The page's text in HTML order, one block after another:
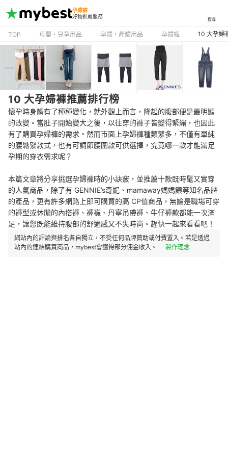
孕婦褲
好物推薦服務
搜尋
TOP 母嬰・兒童用品 孕婦・產婦用品 孕婦褲 10 大孕婦
10 大孕婦褲推薦排行榜
懷孕時身體有了種種變化，就外觀上而言，隆起的腹部便是最明顯
的改變。當肚子開始變大之後，以往穿的褲子皆變得緊繃，也因此
有了購買孕婦褲的需求。然而市面上孕婦褲種類繁多，不僅有單純
的腰鬆緊款式，也有可調節腰圍款可供選擇，究竟哪一款才能滿足
孕期的穿衣需求呢？
本篇文章將分享挑選孕婦褲時的小訣竅，並推薦十款既時髦又實穿
的人氣商品，除了有 GENNIE’s奇妮、mamaway媽媽餵等知名品牌
的產品，更有許多網路上即可購買的高 CP值商品，無論是職場可穿
的褲型或休閒的內搭褲、褲襪、丹寧吊帶褲、牛仔褲款都能一次滿
足，讓您既能維持腹部的舒適感又不失時尚。趕快一起來看看吧！
網站內的評論與排名各自獨立，不受任何品牌贊助或付費置入。若是透過
站內的連結購買商品，mybest會獲得部分佣金收入。
製作理念